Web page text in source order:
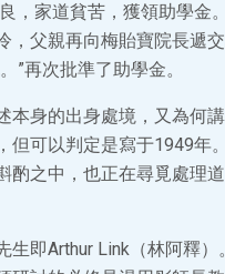
，家道貧苦，獲領助學金
父親再向梅貽寶院長遞
”再次批準了助學金。
本身的出身處境，又為何
可以判定是寫于1949年
之中，也正在尋覓處理
即Arthur Link（林阿釋